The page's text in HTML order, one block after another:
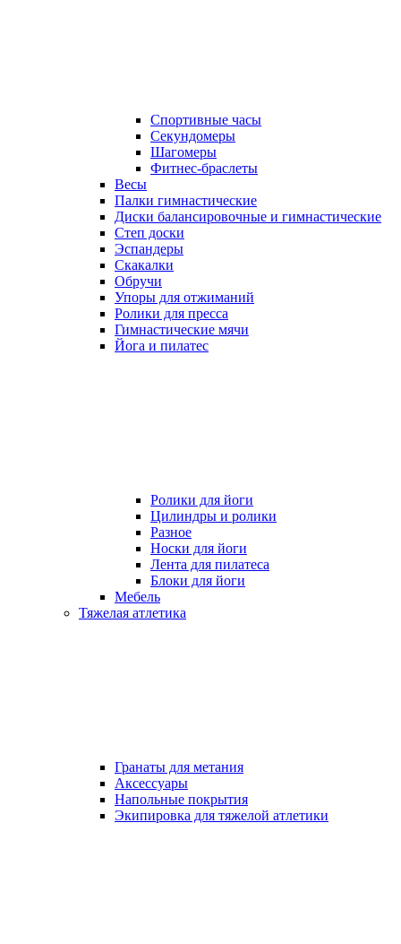
Спортивные часы
Секундомеры
Шагомеры
Фитнес-браслеты
Весы
Палки гимнастические
Диски балансировочные и гимнастические
Степ доски
Эспандеры
Скакалки
Обручи
Упоры для отжиманий
Ролики для пресса
Гимнастические мячи
Йога и пилатес
Ролики для йоги
Цилиндры и ролики
Разное
Носки для йоги
Лента для пилатеса
Блоки для йоги
Мебель
Тяжелая атлетика
Гранаты для метания
Аксессуары
Напольные покрытия
Экипировка для тяжелой атлетики